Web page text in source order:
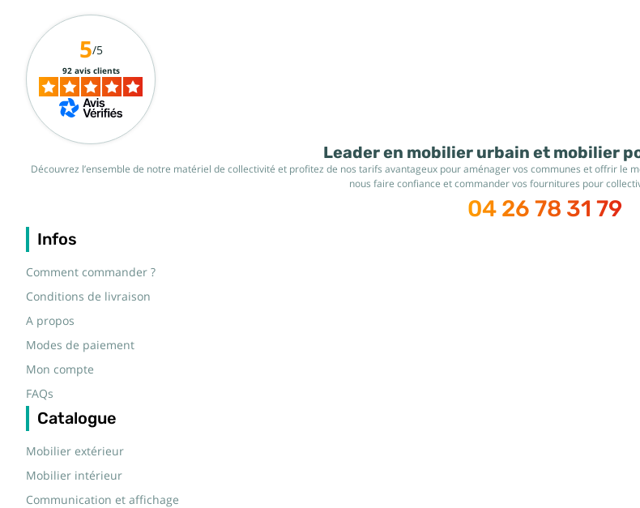
Leader en mobilier urbain et mobilier
Découvrez l’ensemble de notre matériel de collectivité et profitez de nos tarifs avantageux pour aménager vos communes et offrir le
nous faire confiance et commander vos fournitures pour
04 26 78 31 79
Infos
Comment commander ?
Conditions de livraison
A propos
Modes de paiement
Mon compte
FAQs
Catalogue
Mobilier extérieur
Mobilier intérieur
Communication et affichage
5/5
92 avis clients